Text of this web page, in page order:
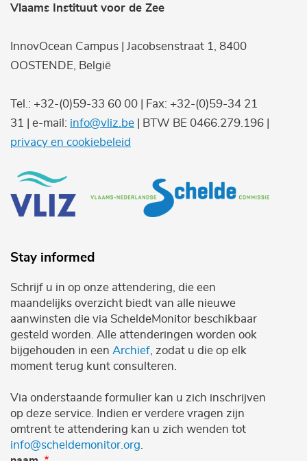
Vlaams Instituut voor de Zee
InnovOcean Campus | Jacobsenstraat 1, 8400
OOSTENDE, België
Tel.: +32-(0)59-33 60 00 | Fax: +32-(0)59-34 21
31 | e-mail: info@vliz.be | BTW BE 0466.279.196 |
privacy en cookiebeleid
Stay informed
Schrijf u in op onze attendering, die een
maandelijks overzicht biedt van alle nieuwe
aanwinsten die via ScheldeMonitor beschikbaar
gesteld worden. Alle attenderingen worden ook
bijgehouden in een Archief , zodat u die op elk
moment terug kunt consulteren.
Via onderstaande formulier kan u zich inschrijven
op deze service. Indien er verdere vragen zijn
omtrent te attendering kan u zich wenden tot
info@scheldemonitor.org